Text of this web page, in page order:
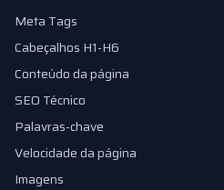
Meta Tags
Cabeçalhos H1-H6
Conteúdo da página
SEO Técnico
Palavras-chave
Velocidade da página
Imagens